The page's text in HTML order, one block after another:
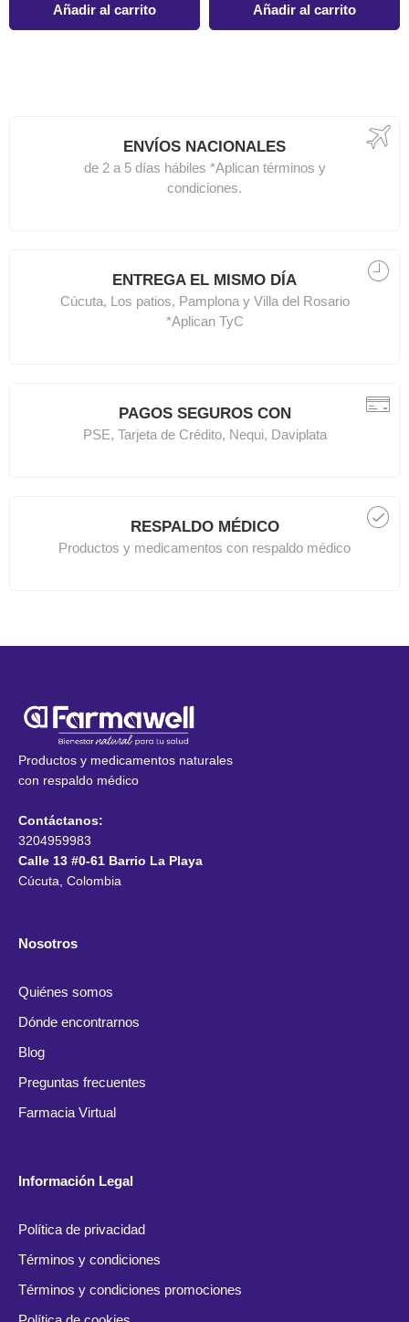
Añadir al carrito Añadir al carrito
ENVÍOS NACIONALES
de 2 a 5 días hábiles *Aplican términos y
condiciones.
ENTREGA EL MISMO DÍA
Cúcuta, Los patios, Pamplona y Villa del Rosario
*Aplican TyC
PAGOS SEGUROS CON
PSE, Tarjeta de Crédito, Nequi, Daviplata
RESPALDO MÉDICO
Productos y medicamentos con respaldo médico
Productos y medicamentos naturales
con respaldo médico
Contáctanos:
3204959983
Calle 13 #0-61 Barrio La Playa
Cúcuta, Colombia
Nosotros
Quiénes somos
Dónde encontrarnos
Blog
Preguntas frecuentes
Farmacia Virtual
Información Legal
Política de privacidad
Términos y condiciones
Términos y condiciones promociones